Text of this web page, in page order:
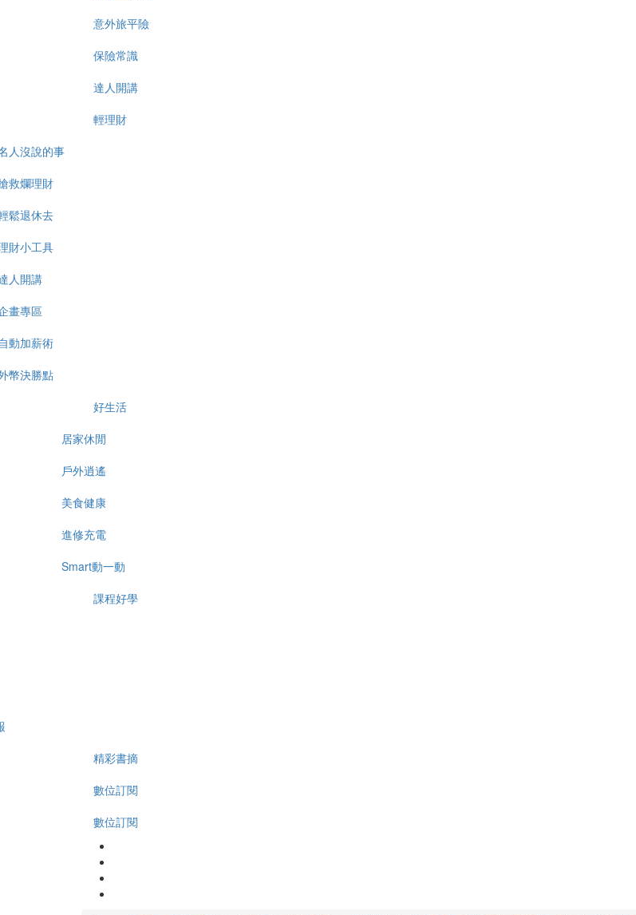
意外旅平險
保險常識
達人開講
輕理財
人沒說的事
救爛理財
鬆退休去
財小工具
人開講
畫專區
動加薪術
幣決勝點
好生活
居家休閒
戶外逍遙
美食健康
進修充電
Smart動一動
課程好學
精彩書摘
數位訂閱
數位訂閱